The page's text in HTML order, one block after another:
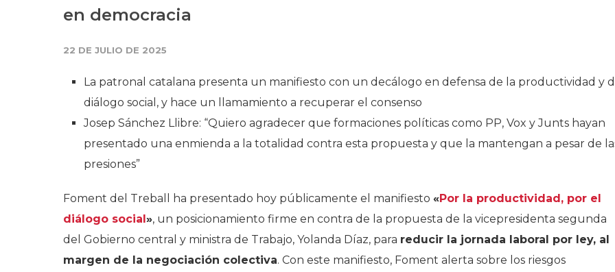
en democracia
22 DE JULIO DE 2025
La patronal catalana presenta un manifiesto con un decálogo en defensa de la productividad y
diálogo social, y hace un llamamiento a recuperar el consenso
Josep Sánchez Llibre: “Quiero agradecer que formaciones políticas como PP, Vox y Junts hayan
presentado una enmienda a la totalidad contra esta propuesta y que la mantengan a pesar de
presiones”
Foment del Treball ha presentado hoy públicamente el manifiesto «Por la productividad, por el
diálogo social», un posicionamiento firme en contra de la propuesta de la vicepresidenta segunda
del Gobierno central y ministra de Trabajo, Yolanda Díaz, para reducir la jornada laboral por ley, al
margen de la negociación colectiva. Con este manifiesto, Foment alerta sobre los riesgos